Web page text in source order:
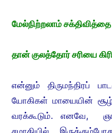
மேல்நிற்றலாம்
தான் குலத்தோர் சரியை
என்னும் திருமந்திரப்
யோகிகள் மாயையின்
வரக்கூடும். எனவே,